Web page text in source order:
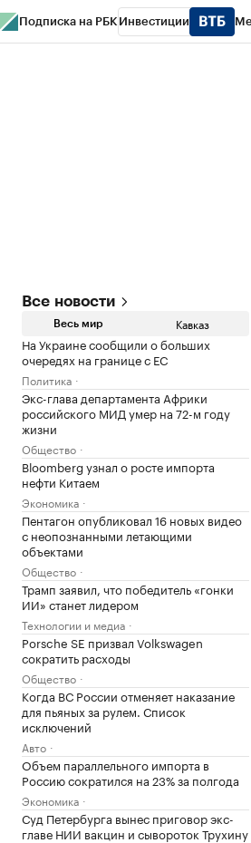
Подписка на РБК Инвестиции
Все новости
Весь мир Кавказ
На Украине сообщили о больших
очередях на границе с ЕС
Политика
Экс-глава департамента Африки
российского МИД умер на 72-м году
жизни
Общество
Bloomberg узнал о росте импорта
нефти Китаем
Экономика
Пентагон опубликовал 16 новых видео
с неопознанными летающими
объектами
Общество
Трамп заявил, что победитель «гонки
ИИ» станет лидером
Технологии и медиа
Porsche SE призвал Volkswagen
сократить расходы
Общество
Когда ВС России отменяет наказание
для пьяных за рулем. Список
исключений
Авто
Объем параллельного импорта в
Россию сократился на 23% за полгода
Экономика
Суд Петербурга вынес приговор экс-
главе НИИ вакцин и сывороток Трухину